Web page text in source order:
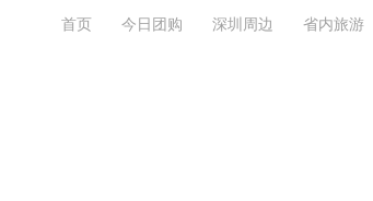
首页 今日团购 深圳周边 省内旅游